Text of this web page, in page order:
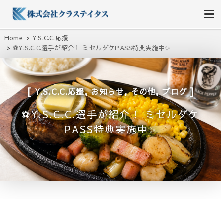
株式会社クラステイタス
地域のコミュニティーを大切にする企業
Home
Y.S.C.C.応援
⚽Y.S.C.C.選手が紹介！ ミセルダケPASS特典実施中✨
Y.S.C.C.応援,お知らせ,その他,ブログ
⚽Y.S.C.C.選手が紹介！ ミセルダケ
PASS特典実施中✨